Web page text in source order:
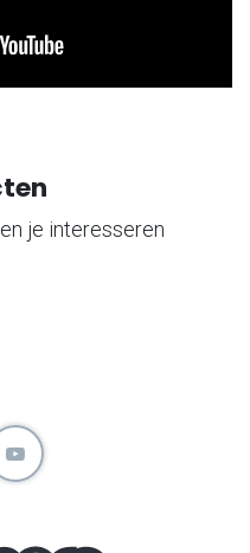
je interesseren